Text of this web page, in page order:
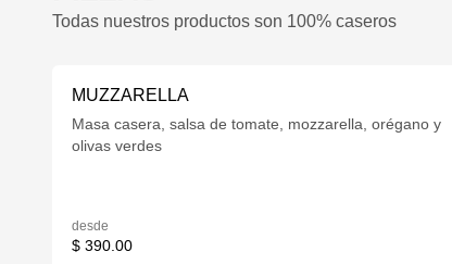
Todas nuestros productos son 100% caseros
MUZZARELLA
Masa casera, salsa de tomate, mozzarella, orégano y
olivas verdes
desde
$ 390.00